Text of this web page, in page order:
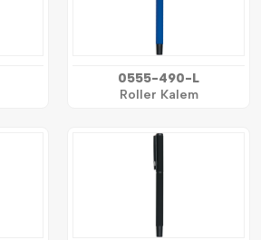
0555-490-L
Roller Kalem